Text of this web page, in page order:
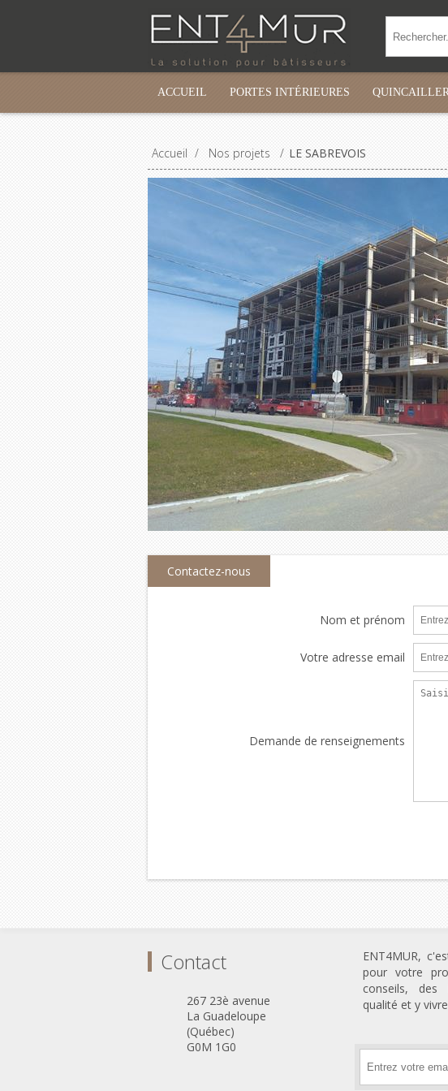
ACCUEIL PORTES INTÉRIEURES
Accueil / Nos projets / LE SABREVOIS
Contactez-nous
Nom et prénom
Votre adresse email
Demande de renseignements
Contact
267 23è avenue
La Guadeloupe
(Québec)
G0M 1G0
ENT4MUR,
pour votre
conseils,
qualité et y